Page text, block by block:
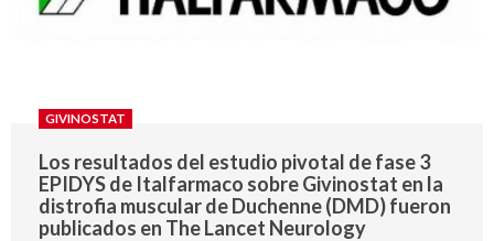
GIVINOSTAT
Los resultados del estudio pivotal de fase 3
EPIDYS de Italfarmaco sobre Givinostat en la
distrofia muscular de Duchenne (DMD) fueron
publicados en The Lancet Neurology